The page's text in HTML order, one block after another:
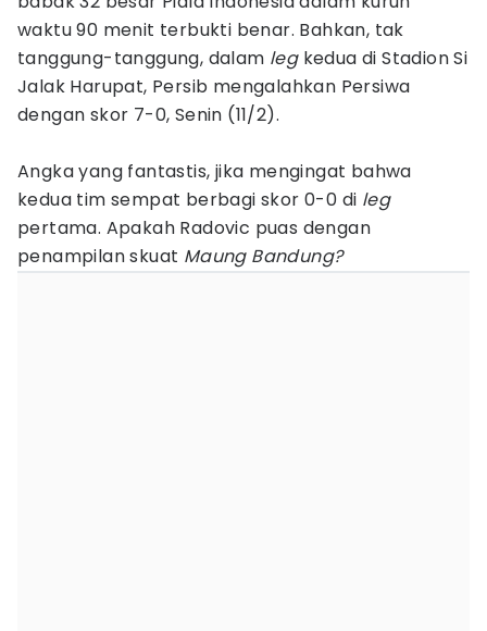
waktu 90 menit terbukti benar. Bahkan, tak
tanggung-tanggung, dalam legkedua di Stadion Si
Jalak Harupat, Persib mengalahkan Persiwa
dengan skor 7-0, Senin (11/2).
Angka yang fantastis, jika mengingat bahwa
kedua tim sempat berbagi skor 0-0 di leg
pertama. Apakah Radovic puas dengan
penampilan skuat Maung Bandung?